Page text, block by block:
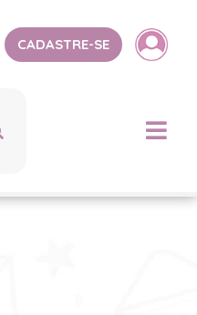
CADASTRE-SE